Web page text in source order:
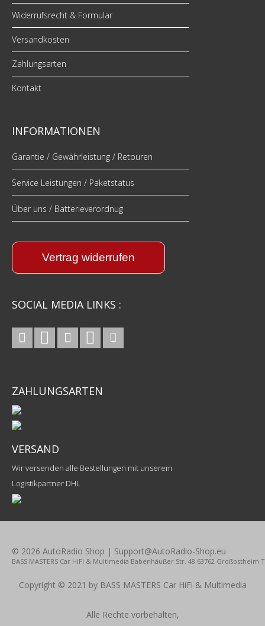
© 2026 AutoRadio Shop | Support@AutoRadio-Shop.eu
BASS MASTERS Car HiFi & Multimedia Babenhäußer Str. 48 63762 Großostheim
Widerrufsrecht & Formular
Versandkosten
Zahlungsarten
Kontakt
INFORMATIONEN
Garantie / Gewährleistung / Retouren
Service Leistungen / Paketstatus
Über uns / Batterieverordnug
Vertrag widerrufen
SOCIAL MEDIA LINKS :
ZAHLUNGSARTEN
VERSAND
Wir versenden alle Bestellungen mit unserem
Logistikpartner DHL
Copyright © 2021 by BASS MASTERS Car HiFi & Multimedia
Alle Rechte vorbehalten,